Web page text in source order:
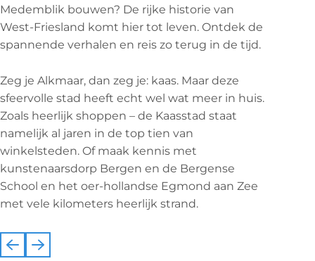
Medemblik bouwen? De rijke historie van
West-Friesland komt hier tot leven. Ontdek de
spannende verhalen en reis zo terug in de tijd.
Zeg je Alkmaar, dan zeg je: kaas. Maar deze
sfeervolle stad heeft echt wel wat meer in huis.
Zoals heerlijk shoppen – de Kaasstad staat
namelijk al jaren in de top tien van
winkelsteden. Of maak kennis met
kunstenaarsdorp Bergen en de Bergense
School en het oer-hollandse Egmond aan Zee
met vele kilometers heerlijk strand.
VorigeVolgende